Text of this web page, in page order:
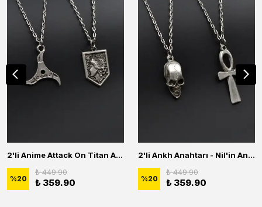
2'li Anime Attack On Titan Acrylic Maria Anime Naruto Erkek Kadın Kolye Seti
%20
₺ 449.90
₺ 359.90
2'li Ankh Anahtarı - Nil'in Anahtarı - Kuru Kafa Erkek Kadın Kolye Seti
%20
₺ 449.90
₺ 359.90